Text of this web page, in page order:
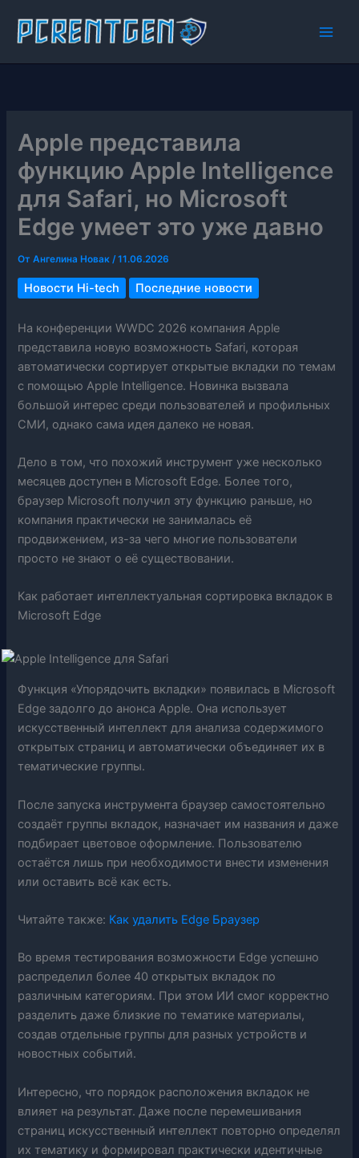
содержимому
Apple представила
функцию Apple Intelligence
для Safari, но Microsoft
Edge умеет это уже давно
ОтАнгелина Новак/11.06.2026
Новости Hi-tech Последние новости
На конференции WWDC 2026 компания Apple
представила новую возможность Safari, которая
автоматически сортирует открытые вкладки по темам
с помощью Apple Intelligence. Новинка вызвала
большой интерес среди пользователей и профильных
СМИ, однако сама идея далеко не новая.
Дело в том, что похожий инструмент уже несколько
месяцев доступен в Microsoft Edge. Более того,
браузер Microsoft получил эту функцию раньше, но
компания практически не занималась её
продвижением, из-за чего многие пользователи
просто не знают о её существовании.
Как работает интеллектуальная сортировка вкладок в
Microsoft Edge
Функция «Упорядочить вкладки» появилась в Microsoft
Edge задолго до анонса Apple. Она использует
искусственный интеллект для анализа содержимого
открытых страниц и автоматически объединяет их в
тематические группы.
После запуска инструмента браузер самостоятельно
создаёт группы вкладок, назначает им названия и даже
подбирает цветовое оформление. Пользователю
остаётся лишь при необходимости внести изменения
или оставить всё как есть.
Читайте также: Как удалить Edge Браузер
Во время тестирования возможности Edge успешно
распределил более 40 открытых вкладок по
различным категориям. При этом ИИ смог корректно
разделить даже близкие по тематике материалы,
создав отдельные группы для разных устройств и
новостных событий.
Интересно, что порядок расположения вкладок не
влияет на результат. Даже после перемешивания
страниц искусственный интеллект повторно определял
их тематику и формировал практически идентичные